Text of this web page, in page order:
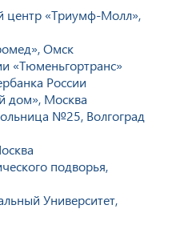
центр «Триумф-Молл»,
Омск
«Тюменьгортранс»
России
дом», Москва
№25, Волгоград
подворья,
Университет,